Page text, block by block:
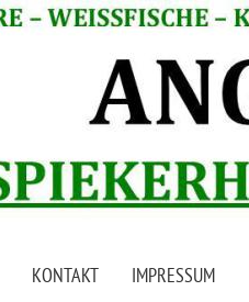
KONTAKT IMPRESSUM